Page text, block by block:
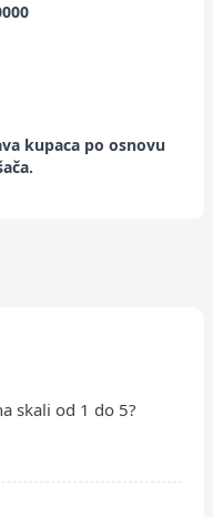
kupaca po osnovu
skali od 1 do 5?